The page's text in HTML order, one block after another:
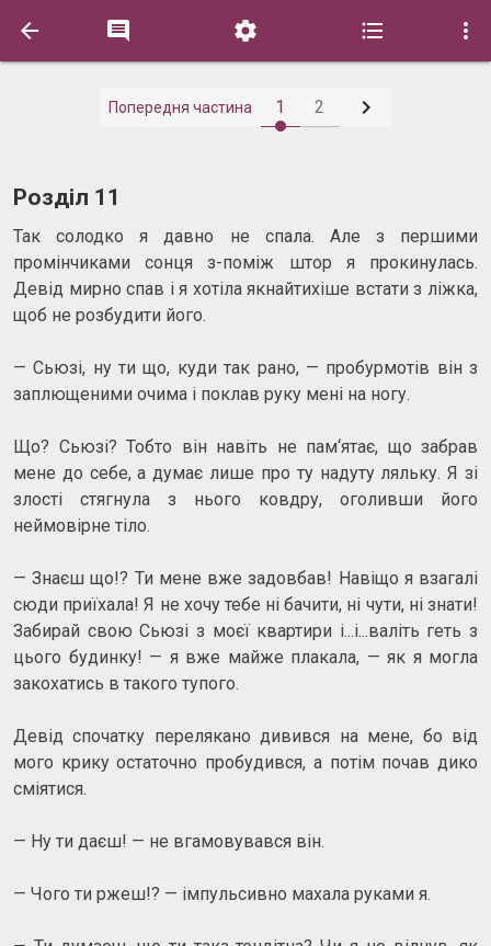
    
Попередня частина 1 2 
Розділ 11
Так солодко я давно не спала. Але з першими
промінчиками сонця з-поміж штор я прокинулась.
Девід мирно спав і я хотіла якнайтихіше встати з ліжка,
щоб не розбудити його.
— Сьюзі, ну ти що, куди так рано, — пробурмотів він з
заплющеними очима і поклав руку мені на ногу.
Що? Сьюзі? Тобто він навіть не пам‘ятає, що забрав
мене до себе, а думає лише про ту надуту ляльку. Я зі
злості стягнула з нього ковдру, оголивши його
неймовірне тіло.
— Знаєш що!? Ти мене вже задовбав! Навіщо я взагалі
сюди приїхала! Я не хочу тебе ні бачити, ні чути, ні знати!
Забирай свою Сьюзі з моєї квартири і...і...валіть геть з
цього будинку! — я вже майже плакала, — як я могла
закохатись в такого тупого.
Девід спочатку перелякано дивився на мене, бо від
мого крику остаточно пробудився, а потім почав дико
сміятися.
— Ну ти даєш! — не вгамовувався він.
— Чого ти ржеш!? — імпульсивно махала руками я.